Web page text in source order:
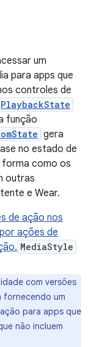
um
para apps que
controles de
PlaybackState
função
gera
no estado de
forma como os
outras
e Wear.
de ação nos
ações de
MediaStyle
com versões
fornecendo um
para apps que
não incluem